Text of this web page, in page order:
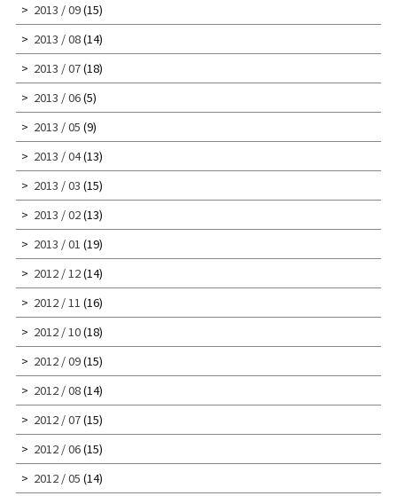
2013 / 09(15)
2013 / 08(14)
2013 / 07(18)
2013 / 06(5)
2013 / 05 (9)
2013 / 04(13)
2013 / 03 (15)
2013 / 02(13)
2013 / 01 (19)
2012 / 12(14)
2012 / 11 (16)
2012 / 10(18)
2012 / 09(15)
2012 / 08(14)
2012 / 07(15)
2012 / 06(15)
2012 / 05 (14)